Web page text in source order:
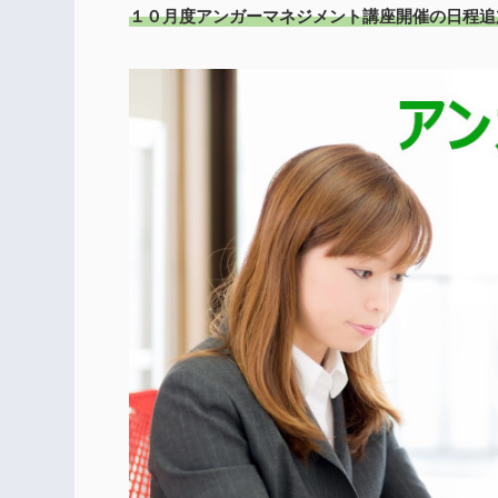
１０月度アンガーマネジメント講座開催の日程